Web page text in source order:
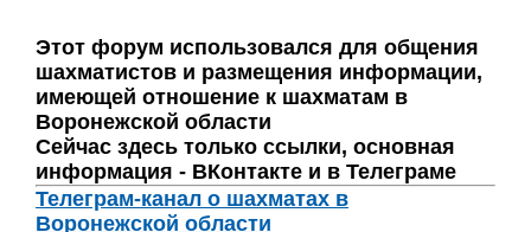
Этот форум использовался для общения
шахматистов и размещения информации,
имеющей отношение к шахматам в
Воронежской области
Сейчас здесь только ссылки, основная
информация - ВКонтакте и в Телеграме
Телеграм-канал о шахматах в
Воронежской области